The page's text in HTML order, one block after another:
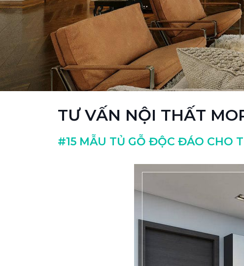
TƯ VẤN NỘI THẤT
#15 MẪU TỦ GỖ ĐỘC ĐÁO CHO